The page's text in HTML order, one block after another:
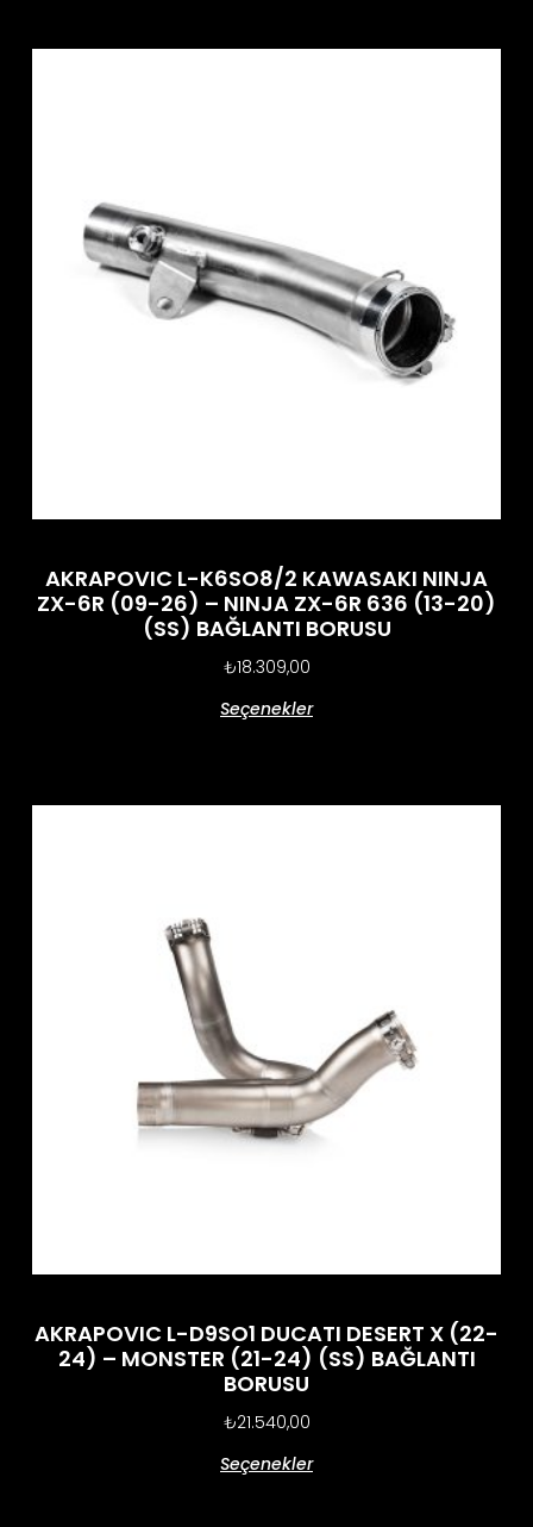
AKRAPOVIC L-K6SO8/2 KAWASAKI NINJA
ZX-6R (09-26) – NINJA ZX-6R 636 (13-20)
(SS) BAĞLANTI BORUSU
₺18.309,00
Seçenekler
AKRAPOVIC L-D9SO1 DUCATI DESERT X (22-
24) – MONSTER (21-24) (SS) BAĞLANTI
BORUSU
₺21.540,00
Seçenekler